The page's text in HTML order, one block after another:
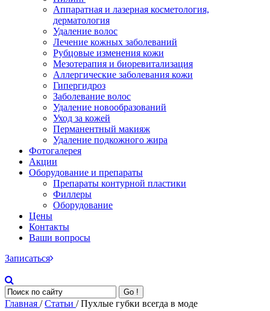
Аппаратная и лазерная косметология,
дерматология
Удаление волос
Лечение кожных заболеваний
Рубцовые изменения кожи
Мезотерапия и биоревитализация
Аллергические заболевания кожи
Гипергидроз
Заболевание волос
Удаление новообразований
Уход за кожей
Перманентный макияж
Удаление подкожного жира
Фотогалерея
Акции
Оборудование и препараты
Препараты контурной пластики
Филлеры
Оборудование
Цены
Контакты
Ваши вопросы
Записаться
Go !
Главная /Статьи / Пухлые губки всегда в моде